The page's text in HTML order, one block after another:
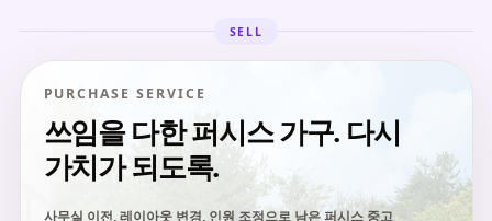
SELL
PURCHASE SERVICE
쓰임을 다한 퍼시스 가구. 다시
가치가 되도록.
사무실 이전, 레이아웃 변경, 인원 조정으로 남은 퍼시스 중고